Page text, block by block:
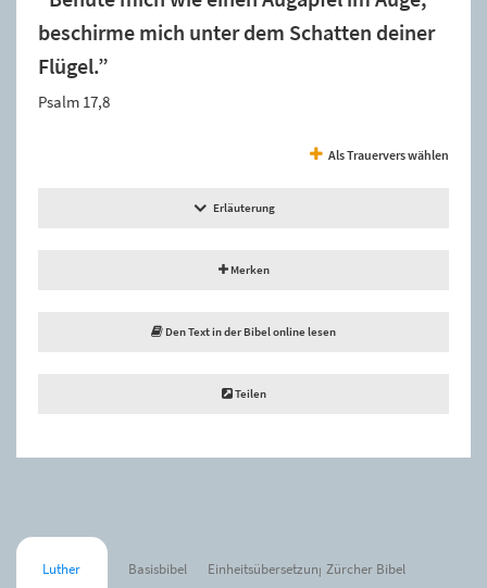
beschirme mich unter dem Schatten deiner
Flügel.”
Psalm 17,8
Als Trauervers wählen
Erläuterung
Merken
Den Text in der Bibel online lesen
Teilen
Luther Basisbibel Einheitsübersetzung Zürcher Bibel